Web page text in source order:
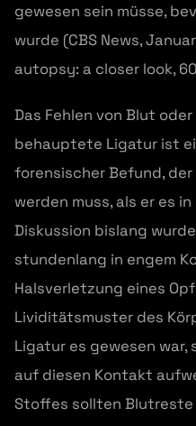
gewesen sein müsse,
wurde (CBS News,
autopsy: a closer look,
Das Fehlen von Blut
behauptete Ligatur ist
forensischer Befund,
werden muss, als er es
Diskussion bislang
stundenlang in engem
Halsverletzung eines
Lividitätsmuster des
Ligatur es gewesen
auf diesen Kontakt
Stoffes sollten Blutreste